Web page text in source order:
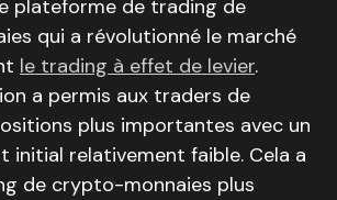
plateforme de trading de
qui a révolutionné le marché
le trading à effet de levier.
a permis aux traders de
plus importantes avec un
initial relativement faible. Cela a
de crypto-monnaies plus